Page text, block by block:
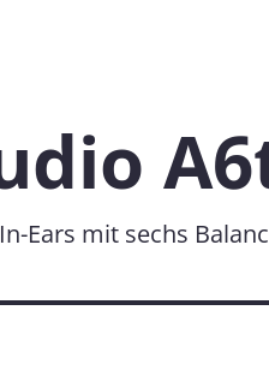
Ears mit sechs